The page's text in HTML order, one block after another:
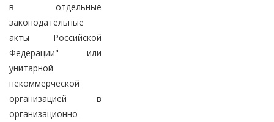
в отдельные
законодательные
акты Российской
Федерации" или
унитарной
некоммерческой
организацией в
организационно-